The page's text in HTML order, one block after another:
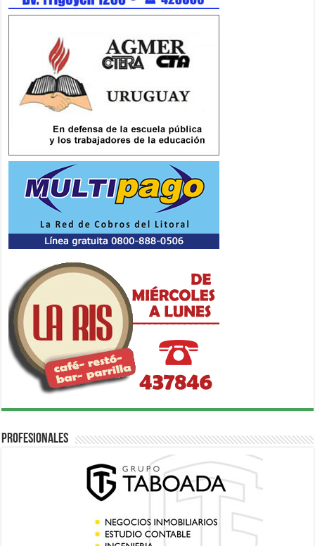
Profesionales